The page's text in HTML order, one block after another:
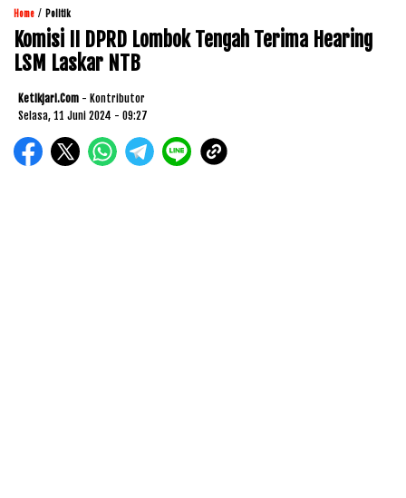
Home / Politik
Komisi II DPRD Lombok Tengah Terima Hearing
LSM Laskar NTB
Ketikjari.com - Kontributor
Selasa, 11 Juni 2024 - 09:27